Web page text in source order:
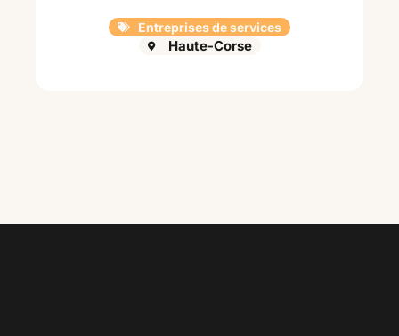
Entreprises de services
Haute-Corse